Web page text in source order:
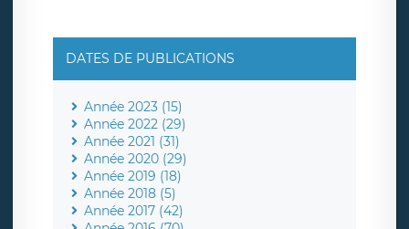
DATES DE PUBLICATIONS
Année 2023 (15)
Année 2022 (29)
Année 2021 (31)
Année 2020 (29)
Année 2019 (18)
Année 2018 (5)
Année 2017 (42)